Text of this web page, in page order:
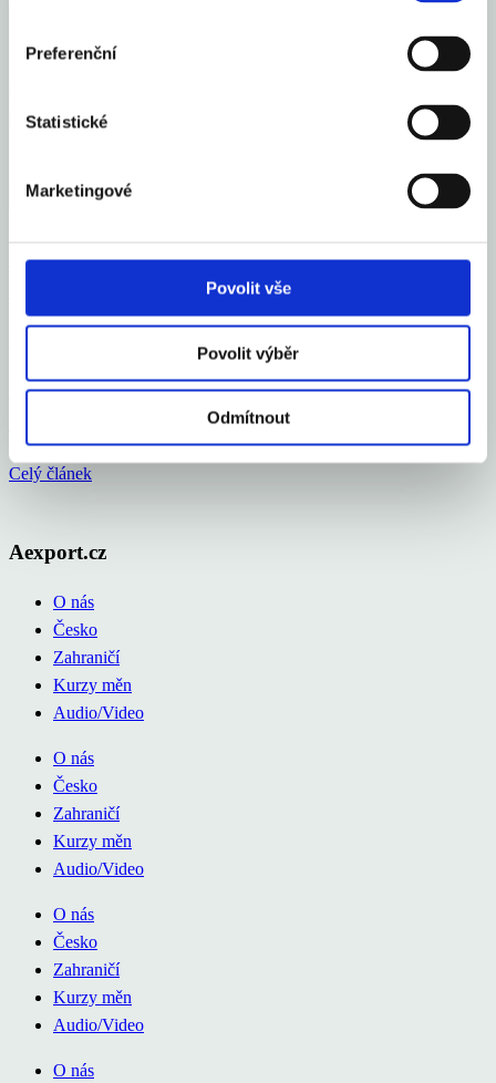
Preferenční
Statistické
Marketingové
Povolit vše
Povolit výběr
Odmítnout
Vloni v ČR zbankrotovalo 6 213 podnikatelů, o 16
% více než v roce 2024
Průměrná inflace v roce 2025 na 2,5 %, letos okolo
Celý článek
Aexport.cz
O nás
Česko
Zahraničí
Kurzy měn
Audio/Video
O nás
Česko
Zahraničí
Kurzy měn
Audio/Video
O nás
Česko
Zahraničí
Kurzy měn
Audio/Video
O nás